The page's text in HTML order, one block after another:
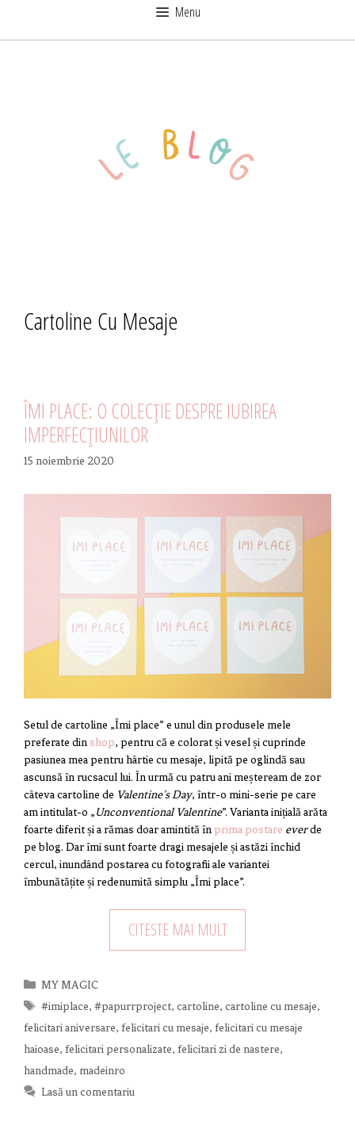
conținut
Menu
Cartoline Cu Mesaje
ÎMI PLACE: O COLECȚIE DESPRE IUBIREA
IMPERFECȚIUNILOR
15 noiembrie 2020
Setul de cartoline „Îmi place” e unul din produsele mele
preferate din shop, pentru că e colorat și vesel și cuprinde
pasiunea mea pentru hârtie cu mesaje, lipită pe oglindă sau
ascunsă în rucsacul lui. În urmă cu patru ani meșteream de zor
câteva cartoline de Valentine’s Day, într-o mini-serie pe care
am intitulat-o „Unconventional Valentine”. Varianta inițială arăta
foarte diferit și a rămas doar amintită în prima postare everde
pe blog. Dar îmi sunt foarte dragi mesajele și astăzi închid
cercul, inundând postarea cu fotografii ale variantei
îmbunătățite și redenumită simplu „Îmi place”.
CITESTE MAI MULT
Categorii
MY MAGIC
Etichete
#imiplace, #papurrproject, cartoline, cartoline cu mesaje,
felicitari aniversare, felicitari cu mesaje, felicitari cu mesaje
haioase, felicitari personalizate, felicitari zi de nastere,
handmade, madeinro
Lasă un comentariu